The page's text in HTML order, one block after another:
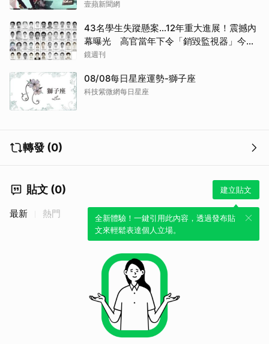
壹蘋新聞網
43名學生失蹤懸案...12年重大進展！震撼內
幕曝光 高官當年下令「銷毀監視器」今遭
逮
鏡週刊
08/08每日星座運勢-獅子座
科技紫微網每日星座
轉發 (0)
貼文 (0) 建立貼文
全新體驗！一鍵引用此內容，透過發布貼
文來輕鬆表達個人立場。
最新 熱門